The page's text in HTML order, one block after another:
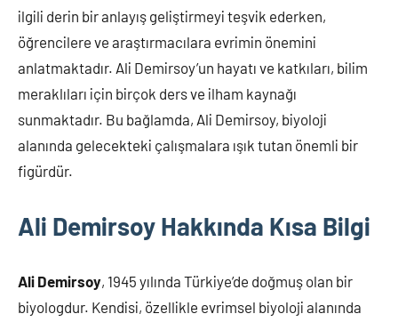
ilgili derin bir anlayış geliştirmeyi teşvik ederken,
öğrencilere ve araştırmacılara evrimin önemini
anlatmaktadır. Ali Demirsoy’un hayatı ve katkıları, bilim
meraklıları için birçok ders ve ilham kaynağı
sunmaktadır. Bu bağlamda, Ali Demirsoy, biyoloji
alanında gelecekteki çalışmalara ışık tutan önemli bir
figürdür.
Ali Demirsoy Hakkında Kısa Bilgi
Ali Demirsoy, 1945 yılında Türkiye’de doğmuş olan bir
biyologdur. Kendisi, özellikle evrimsel biyoloji alanında